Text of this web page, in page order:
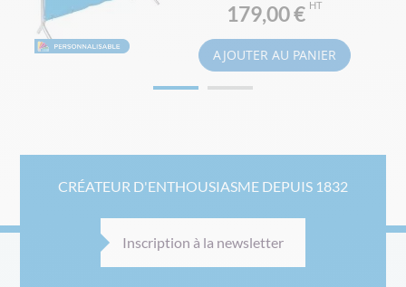
179,00 €
AJOUTER AU PANIER
CRÉATEUR D'ENTHOUSIASME DEPUIS 1832
Inscription à la newsletter